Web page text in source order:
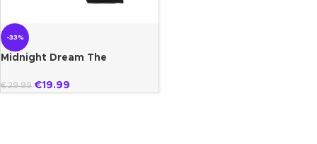
-33%
Midnight Dream The
€29.99 €19.99